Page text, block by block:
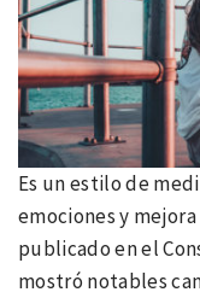
Es un estilo de
emociones y
publicado en el
mostró notables